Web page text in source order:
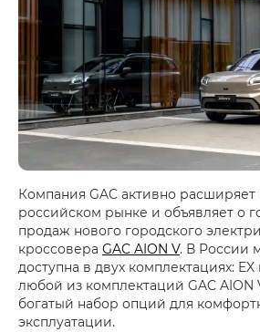
Компания GAC активно
российском рынке и объявляет о
продаж нового городского
кроссовера GAC AION V. В России
доступна в двух комплектациях:
любой из комплектаций GAC AION
богатый набор опций для
эксплуатации.